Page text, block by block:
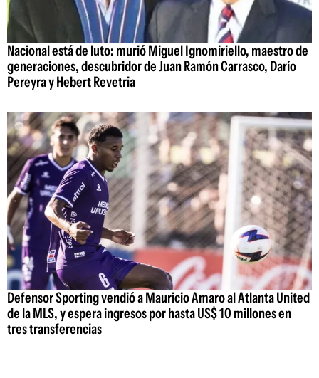
Nacional está de luto: murió Miguel Ignomiriello, maestro de
generaciones, descubridor de Juan Ramón Carrasco, Darío
Pereyra y Hebert Revetria
Defensor Sporting vendió a Mauricio Amaro al Atlanta United
de la MLS, y espera ingresos por hasta US$ 10 millones en
tres transferencias